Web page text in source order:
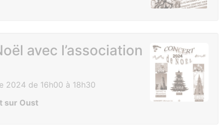
avec l’association
2024 de 16h00 à 18h30
sur Oust